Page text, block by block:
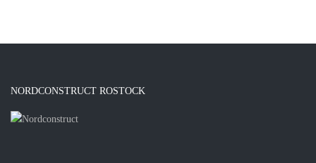
NORDCONSTRUCT ROSTOCK